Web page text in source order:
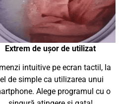
Extrem de ușor de utilizat
intuitive pe ecran tactil, la
de simple ca utilizarea unui
Alege programul cu o